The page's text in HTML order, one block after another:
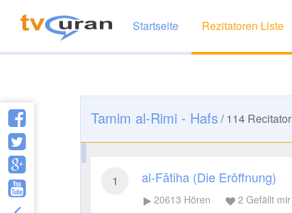
Startseite Rezitatoren Liste
Tamim al-Rimi - Hafs /114 Recitator
1 al-Fātiha (Die Eröffnung)
20613 Hören 2 Gefällt mir